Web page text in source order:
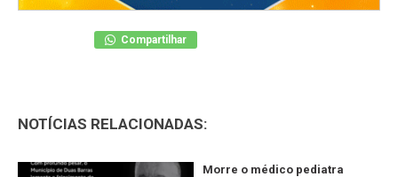
Compartilhar
NOTÍCIAS RELACIONADAS:
Morre o médico pediatra